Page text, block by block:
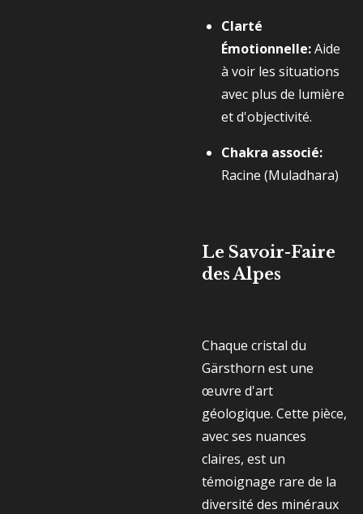
Clarté
Émotionnelle:Aide
à voir les situations
avec plus de lumière
et d'objectivité.
Chakra associé:
Racine (Muladhara)
Le Savoir-Faire
des Alpes
Chaque cristal du
Gärsthorn est une
œuvre d'art
géologique. Cette pièce,
avec ses nuances
claires, est un
témoignage rare de la
diversité des minéraux